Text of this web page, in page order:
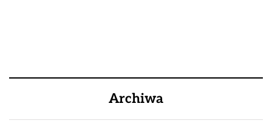
Archiwa